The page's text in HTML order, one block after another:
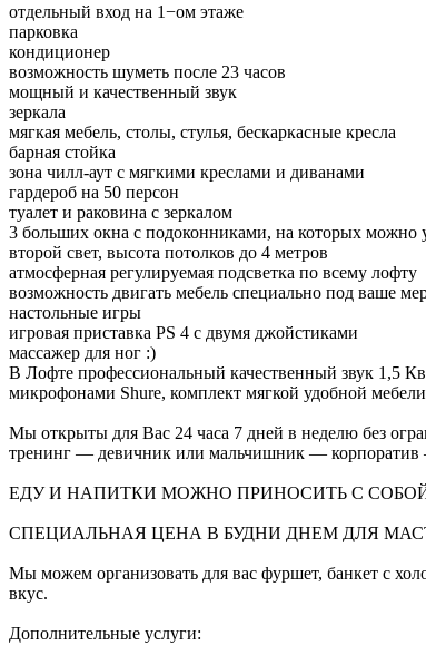
отдельный вход на 1−ом этаже
парковка
кондиционер
возможность шуметь после 23 часов
мощный и качественный звук
зеркала
мягкая мебель, столы, стулья, бескаркасные кресла
барная стойка
зона чилл-аут с мягкими креслами и диванами
гардероб на 50 персон
туалет и раковина с зеркалом
3 больших окна с подоконниками, на которых можно
второй свет, высота потолков до 4 метров
атмосферная регулируемая подсветка по всему лофту
возможность двигать мебель специально под ваше
настольные игры
игровая приставка PS 4 с двумя джойстиками
массажер для ног :)
В Лофте профессиональный качественный звук 1,5
микрофонами Shure, комплект мягкой удобной
Мы открыты для Вас 24 часа 7 дней в неделю без
тренинг — девичник или мальчишник — корпоратив
ЕДУ И НАПИТКИ МОЖНО ПРИНОСИТЬ С СОБОЙ
СПЕЦИАЛЬНАЯ ЦЕНА В БУДНИ ДНЕМ ДЛЯ
Мы можем организовать для вас фуршет, банкет с
вкус.
Дополнительные услуги: